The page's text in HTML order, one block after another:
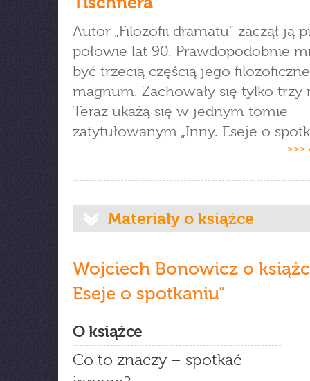
Autor „Filozofii dramatu" zaczął ją
połowie lat 90. Prawdopodobnie
być trzecią częścią jego
magnum. Zachowały się tylko trzy
Teraz ukażą się w jednym tomie
zatytułowanym „Inny. Eseje o
>>>
Materiały o książce
Wojciech Bonowicz o
Eseje o spotkaniu”
O książce
Co to znaczy – spotkać